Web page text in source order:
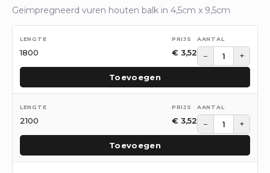
Geïmpregneerd vuren houten balk in 4,5cm x 9,5cm
1800 € 3,52 − +
Toevoegen
2100 € 3,52 − +
Toevoegen